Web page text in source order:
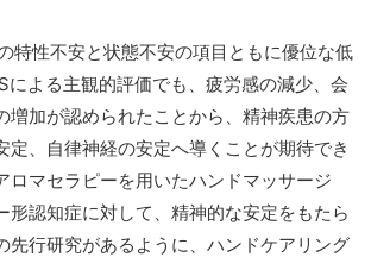
特性不安と状態不安の項目ともに優位な低
による主観的評価でも、疲労感の減少、会
増加が認められたことから、精神疾患の方
定、自律神経の安定へ導くことが期待でき
ロマセラピーを用いたハンドマッサージ
形認知症に対して、精神的な安定をもたら
先行研究があるように、ハンドケアリング